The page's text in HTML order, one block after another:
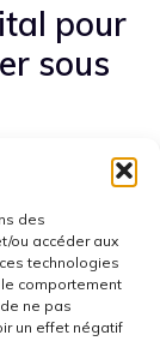
des
ou accéder aux
technologies
comportement
ne pas
un effet négatif
pour
sous
et un SSD